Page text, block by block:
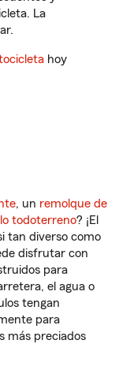
La
hoy
, un remolque de
todoterreno? ¡El
tan diverso como
disfrutar con
para
el agua o
tengan
para
más preciados